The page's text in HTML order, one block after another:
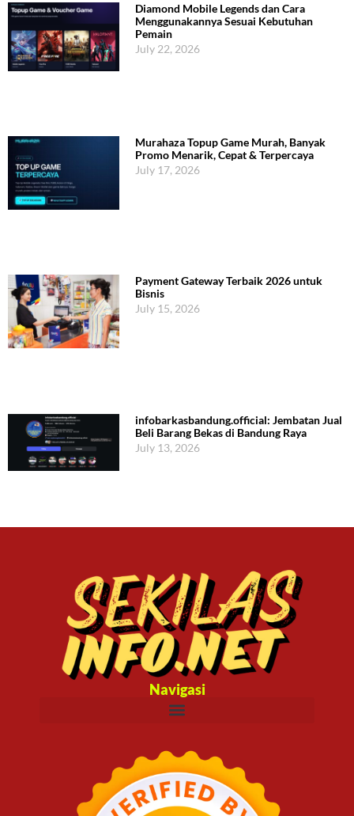
Diamond Mobile Legends dan Cara
Menggunakannya Sesuai Kebutuhan
Pemain
July 22, 2026
Murahaza Topup Game Murah, Banyak
Promo Menarik, Cepat & Terpercaya
July 17, 2026
Payment Gateway Terbaik 2026 untuk
Bisnis
July 15, 2026
infobarkasbandung.official: Jembatan Jual
Beli Barang Bekas di Bandung Raya
July 13, 2026
Navigasi